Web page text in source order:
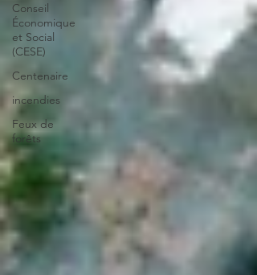
Conseil
Économique
et Social
(CESE)
Centenaire
incendies
Feux de
forêts